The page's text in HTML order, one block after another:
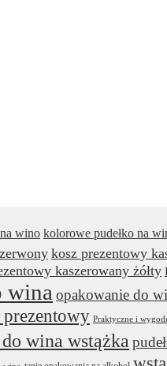
wino kolorowe pudełko na
kosz prezentowy
kaszerowany żółty
wina opakowanie do
Praktyczne i
wina wstążka